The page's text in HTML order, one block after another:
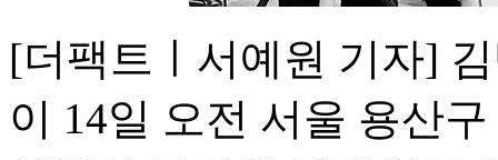
[더팩트ㅣ서예원 기자]
이 14일 오전 서울 용산